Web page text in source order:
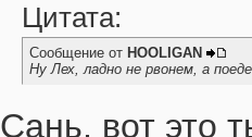
Цитата:
Сообщение от HOOLIGAN
Ну Лех, ладно не рвонем, а
Сань, вот это